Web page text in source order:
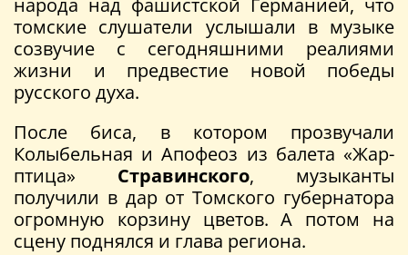
народа над фашистской Германией, что
томские слушатели услышали в музыке
созвучие с сегодняшними реалиями
жизни и предвестие новой победы
русского духа.
После биса, в котором прозвучали
Колыбельная и Апофеоз из балета «Жар-
птица» Стравинского, музыканты
получили в дар от Томского губернатора
огромную корзину цветов. А потом на
сцену поднялся и глава региона.